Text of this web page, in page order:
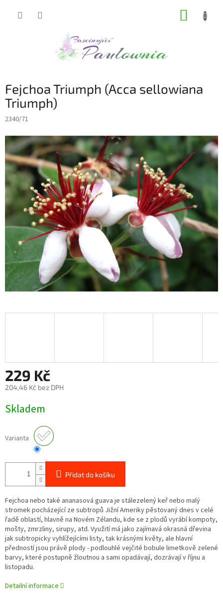
Fejchoa Triumph (Acca sellowiana
Triumph)
2340/71
229 Kč
204,46 Kč bez DPH
cena:
Skladem
Varianta
Přidat do košíku
Fejchoa nebo také ananasová guava je stálezelený keř nebo malý
stromek pocházející ze subtropů Jižní Ameriky pěstovaný dnes v celé
řadě oblastí, hlavně na Novém Zélandu, kde se z plodů vyrábí kompoty,
mošty, zmrzliny, sirupy, atd. Využití má jako zajímavá okrasná dřevina
jak subtropicky vyhlížejícími listy, tak krásnými květy, ale hlavní
předností jsou právě plody - podlouhlé vejčité bobule limetkově zelené
barvy, které postupně žloutnou a sami opadávají, dozrávají v říjnu a
listopadu.
Detailní informace